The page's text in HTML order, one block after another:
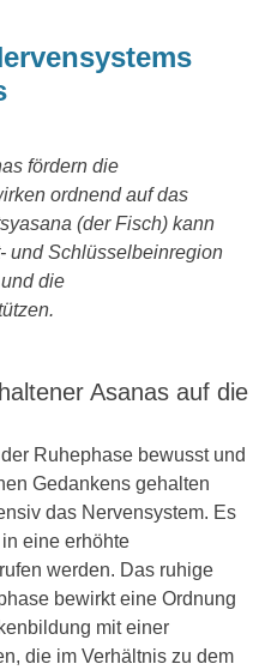
fördern die
ordnend auf das
(der Fisch) kann
und Schlüsselbeinregion
die
Asanas auf die
Ruhephase bewusst und
Gedankens gehalten
das Nervensystem. Es
eine erhöhte
werden. Das ruhige
bewirkt eine Ordnung
mit einer
die im Verhältnis zu dem